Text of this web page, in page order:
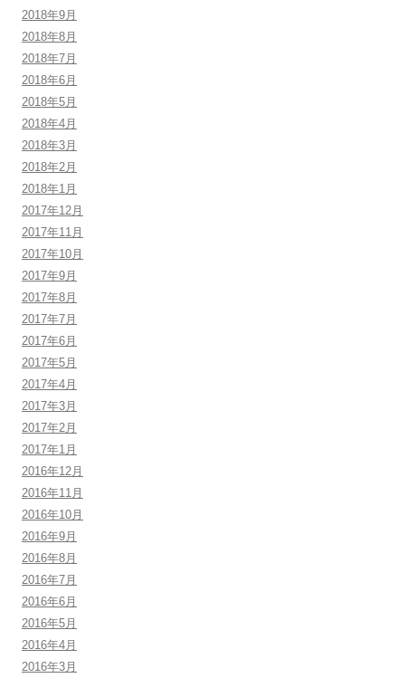
2018年9月
2018年8月
2018年7月
2018年6月
2018年5月
2018年4月
2018年3月
2018年2月
2018年1月
2017年12月
2017年11月
2017年10月
2017年9月
2017年8月
2017年7月
2017年6月
2017年5月
2017年4月
2017年3月
2017年2月
2017年1月
2016年12月
2016年11月
2016年10月
2016年9月
2016年8月
2016年7月
2016年6月
2016年5月
2016年4月
2016年3月